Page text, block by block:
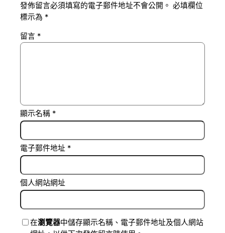
發佈留言必須填寫的電子郵件地址不會公開。 必填欄位
標示為 *
留言 *
顯示名稱 *
電子郵件地址 *
個人網站網址
在瀏覽器中儲存顯示名稱、電子郵件地址及個人網站